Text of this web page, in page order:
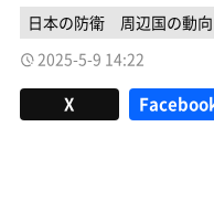
日本の防衛 周辺国の動向
2025-5-9 14:22
X